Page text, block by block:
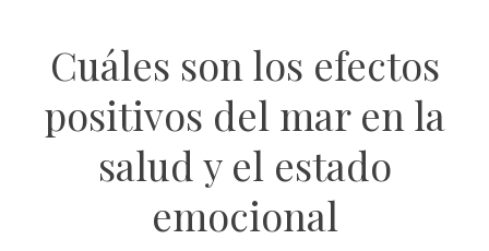
Cuáles son los efectos
positivos del mar en la
salud y el estado
emocional